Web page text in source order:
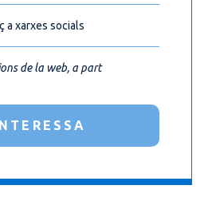
a xarxes socials
de la web, a part